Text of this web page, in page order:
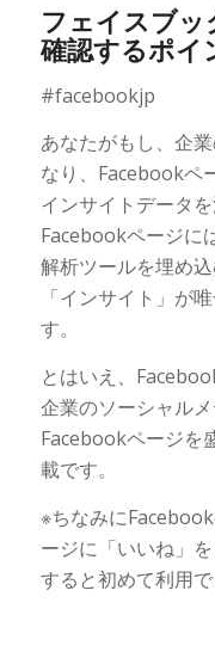
フェイスブッ
確認するポイ
#facebookjp
あなたがもし、企
なり、Facebookペ
インサイトデータ
Facebookページに
解析ツールを埋め
「インサイト」が
す。
とはいえ、
企業のソーシャル
Facebookページを
載です。
※ちなみに
ージに「いいね」
すると初めて利用で